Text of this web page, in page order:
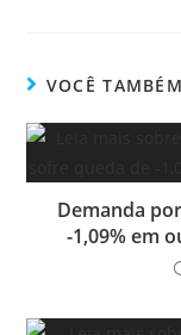
VOCÊ
Demanda
-1,09% em